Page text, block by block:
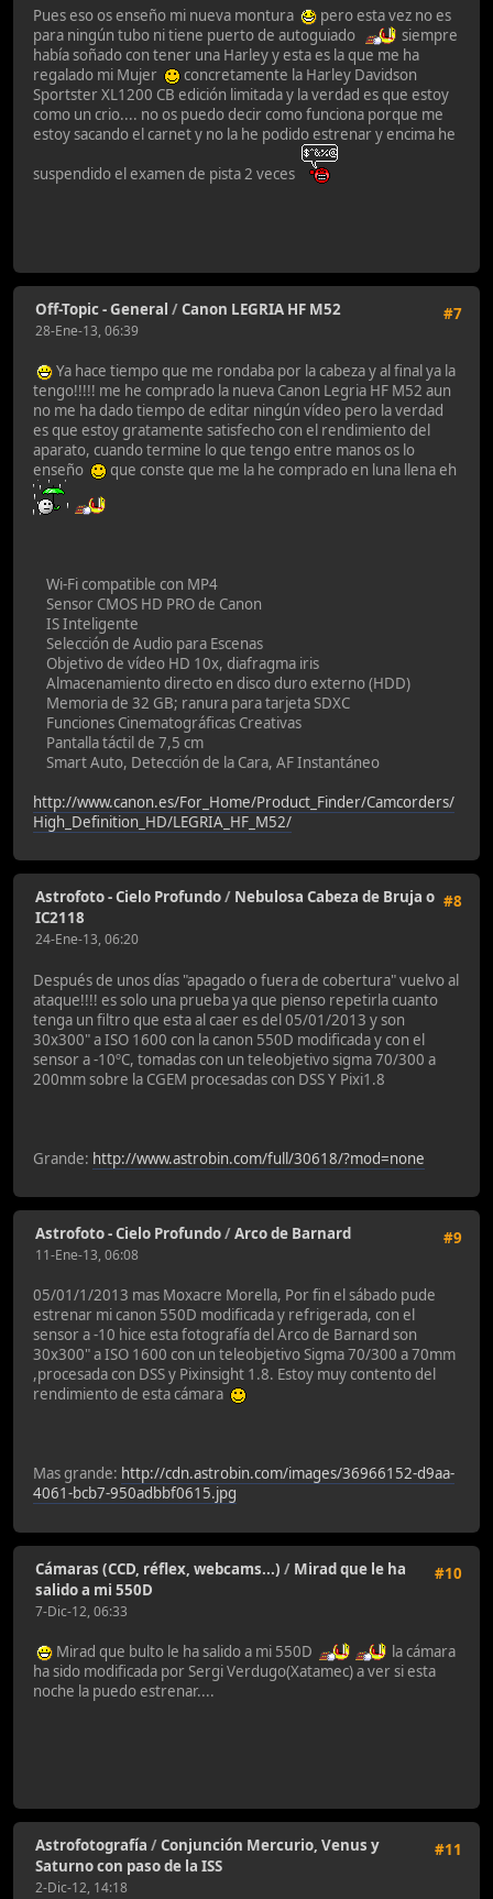
Pues eso os enseño mi nueva montura
pero esta vez no es
para ningún tubo ni tiene puerto de autoguiado
siempre
había soñado con tener una Harley y esta es la que me ha
regalado mi Mujer
concretamente la Harley Davidson
Sportster XL1200 CB edición limitada y la verdad es que estoy
como un crio.... no os puedo decir como funciona porque me
estoy sacando el carnet y no la he podido estrenar y encima he
suspendido el examen de pista 2 veces
#7
Off-Topic - General /Canon LEGRIA HF M52
28-Ene-13, 06:39
Ya hace tiempo que me rondaba por la cabeza y al final ya la
tengo!!!!! me he comprado la nueva Canon Legria HF M52 aun
no me ha dado tiempo de editar ningún vídeo pero la verdad
es que estoy gratamente satisfecho con el rendimiento del
aparato, cuando termine lo que tengo entre manos os lo
enseño
que conste que me la he comprado en luna llena eh
Wi-Fi compatible con MP4
Sensor CMOS HD PRO de Canon
IS Inteligente
Selección de Audio para Escenas
Objetivo de vídeo HD 10x, diafragma iris
Almacenamiento directo en disco duro externo (HDD)
Memoria de 32 GB; ranura para tarjeta SDXC
Funciones Cinematográficas Creativas
Pantalla táctil de 7,5 cm
Smart Auto, Detección de la Cara, AF Instantáneo
http://www.canon.es/For_Home/Product_Finder/Camcorders/
High_Definition_HD/LEGRIA_HF_M52/
#8
Astrofoto - Cielo Profundo/ Nebulosa Cabeza de Bruja o
IC2118
24-Ene-13, 06:20
Después de unos días "apagado o fuera de cobertura" vuelvo al
ataque!!!! es solo una prueba ya que pienso repetirla cuanto
tenga un filtro que esta al caer es del 05/01/2013 y son
30x300" a ISO 1600 con la canon 550D modificada y con el
sensor a -10ºC, tomadas con un teleobjetivo sigma 70/300 a
200mm sobre la CGEM procesadas con DSS Y Pixi1.8
Grande: http://www.astrobin.com/full/30618/?mod=none
#9
Astrofoto - Cielo Profundo/Arco de Barnard
11-Ene-13, 06:08
05/01/1/2013 mas Moxacre Morella, Por fin el sábado pude
estrenar mi canon 550D modificada y refrigerada, con el
sensor a -10 hice esta fotografía del Arco de Barnard son
30x300" a ISO 1600 con un teleobjetivo Sigma 70/300 a 70mm
,procesada con DSS y Pixinsight 1.8. Estoy muy contento del
rendimiento de esta cámara
Mas grande: http://cdn.astrobin.com/images/36966152-d9aa-
4061-bcb7-950adbbf0615.jpg
#10
Cámaras (CCD, réflex, webcams...) / Mirad que le ha
salido a mi 550D
7-Dic-12, 06:33
Mirad que bulto le ha salido a mi 550D
la cámara
ha sido modificada por Sergi Verdugo(Xatamec) a ver si esta
noche la puedo estrenar....
#11
Astrofotografía /Conjunción Mercurio, Venus y
Saturno con paso de la ISS
2-Dic-12, 14:18